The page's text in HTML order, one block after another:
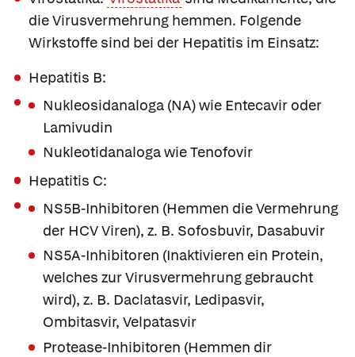
die Virusvermehrung hemmen. Folgende
Wirkstoffe sind bei der Hepatitis im Einsatz:
Hepatitis B:
Nukleosidanaloga (NA) wie Entecavir oder
Lamivudin
Nukleotidanaloga wieTenofovir
Hepatitis C:
NS5B-Inhibitoren (Hemmen die Vermehrung
der HCV Viren), z. B. Sofosbuvir, Dasabuvir
NS5A-Inhibitoren (Inaktivieren ein Protein,
welches zur Virusvermehrung gebraucht
wird), z. B. Daclatasvir, Ledipasvir,
Ombitasvir, Velpatasvir
Protease-Inhibitoren (Hemmen dir